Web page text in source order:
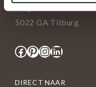
5022 GA Tilburg
Facebook
Pinterest
Instagram
LinkedIn
DIRECT NAAR